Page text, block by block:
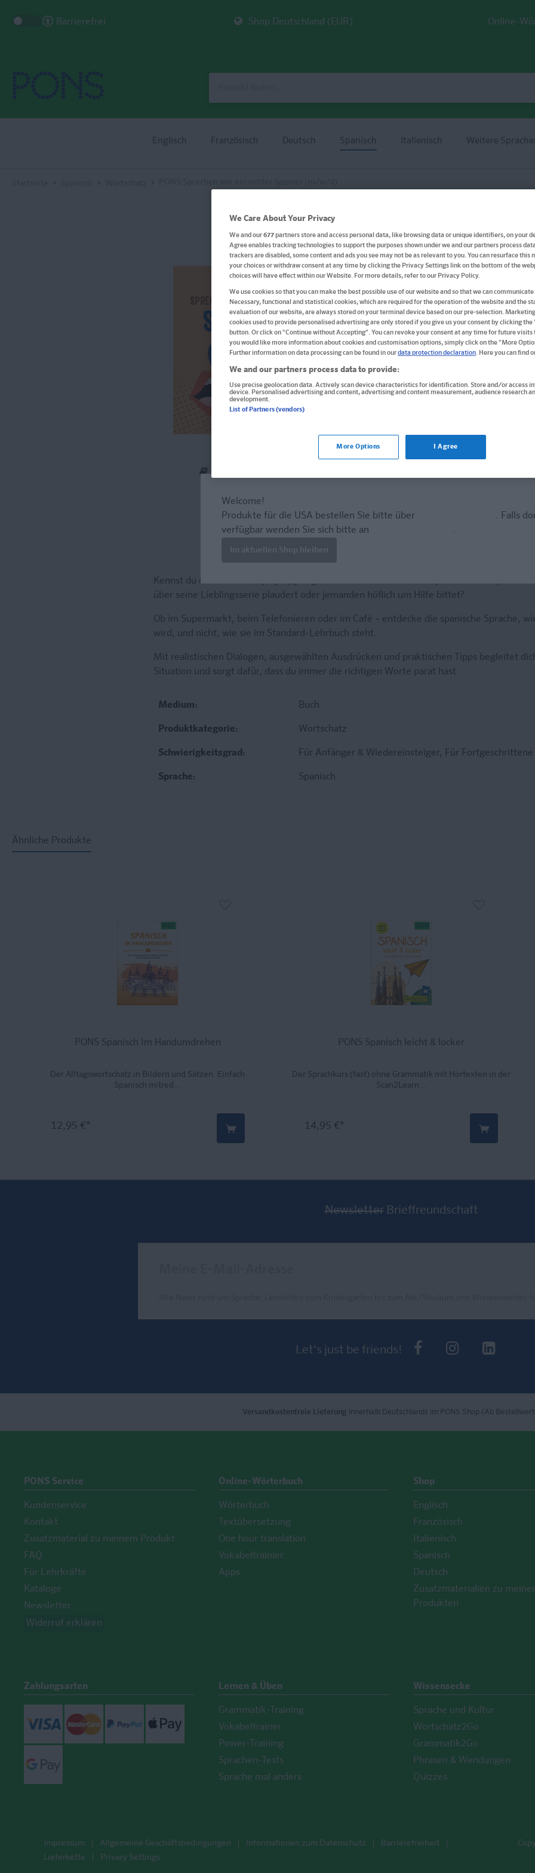
Barrierefrei Shop Deutschland (EUR) Online-
Englisch Französisch Deutsch Spanisch Italienisch Weitere
Im Buch blättern
PONS Sprechen wie ein
(m/w/d)
Echtes Spanisch für echtes Leben
Buch
Format: 14,5 x 18,0 cm, 160 Seiten
ISBN: 978-3-12-516427-7
12,95 €
Lieferung bei Online-Bestellwert ab € 9,95
(innerh. Deutschlands)
Kennst du die Ausdrücke
? Weißt du, wie
über seine Lieblingsserie plaudert oder jemanden höflich um Hilfe bittet?
Ob im Supermarkt, beim Telefonieren oder im Café – entdecke die spanische Sprache,
wird, und nicht, wie sie im Standard-Lehrbuch steht.
Mit realistischen Dialogen, ausgewählten Ausdrücken und praktischen Tipps begleitet
Situation und sorgt dafür, dass du immer die richtigen Worte parat hast.
Medium: Buch
Produktkategorie: Wortschatz
Schwierigkeitsgrad: Für Anfänger & Wiedereinsteiger, Für Fortgeschrittene
Sprache: Spanisch
Ähnliche Produkte
PONS Spanisch Im Handumdrehen
Der Alltagswortschatz in Bildern und Sätzen. Einfach
Spanisch mitred...
12,95 €*
PONS Spanisch leicht & locker
Der Sprachkurs (fast) ohne Grammatik mit Hörtexten in der
Scan2Learn...
14,95 €*
Newsletter Brieffreundschaft
Let's just be friends! PONS beiPONS bei
Versandkostenfreie Lieferung innerhalb Deutschlands im PONS Shop (Ab
PONS Service
Kundenservice
Kontakt
Zusatzmaterial zu meinem Produkt
FAQ
Für Lehrkräfte
Kataloge
Newsletter
Widerruf erklären
Online-Wörterbuch
Wörterbuch
Textübersetzung
One hour translation
Vokabeltrainier
Apps
Shop
Englisch
Französisch
Italienisch
Spanisch
Deutsch
Zusatzmaterialien zu
Produkten
Zahlungsarten
Mastercard
Lernen & Üben
Grammatik-Training
Vokabeltrainer
Power-Training
Sprachen-Tests
Sprache mal anders
Wissensecke
Sprache und Kultur
Wortschatz2Go
Grammatik2Go
Phrasen & Wendungen
Quizzes
Impressum Allgemeine Geschäftsbedingungen Informationen zum Datenschutz
Barrierefreiheit
Lieferkette
Privacy Settings
Welcome!
Produkte für die USA bestellen Sie bitte über
. Falls
verfügbar wenden Sie sich bitte an
.
Im aktuellen Shop bleiben
We Care About Your Privacy
We and our677partners store and access personal data, like browsing data or unique identifiers, on your
Agree enables tracking technologies to support the purposes shown under we and our partners process
trackers are disabled, some content and ads you see may not be as relevant to you. You can resurface this
your choices or withdraw consent at any time by clicking the Privacy Settings link on the bottom of the
choices will have effect within our Website. For more details, refer to our Privacy Policy.
We use cookies so that you can make the best possible use of our website and so that we can
Necessary, functional and statistical cookies, which are required for the operation of the website and the
evaluation of our website, are always stored on your terminal device based on our pre-selection.
cookies used to provide personalised advertising are only stored if you give us your consent by clicking the
button. Or click on "Continue without Accepting". You can revoke your consent at any time for future visits
you would like more information about cookies and customisation options, simply click on the "More
Further information on data processing can be found in ourdata protection declaration. Here you can find
We and our partners process data to provide:
Use precise geolocation data. Actively scan device characteristics for identification. Store and/or access
device. Personalised advertising and content, advertising and content measurement, audience research
development.
List of Partners (vendors)
More Options I Agree